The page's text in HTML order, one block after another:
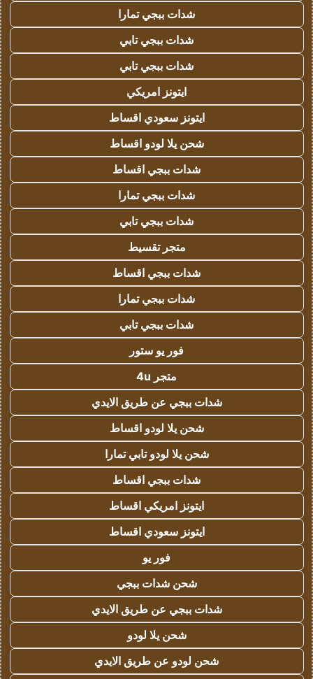
شدات ببجي تمارا
شدات ببجي تابي
شدات ببجي تابي
ايتونز امريكي
ايتونز سعودي اقساط
شحن يلا لودو اقساط
شدات ببجي اقساط
شدات ببجي تمارا
شدات ببجي تابي
متجر تقسيط
شدات ببجي اقساط
شدات ببجي تمارا
شدات ببجي تابي
فور يو ستور
متجر 4u
شدات ببجي عن طريق الايدي
شحن يلا لودو اقساط
شحن يلا لودو تابي تمارا
شدات ببجي اقساط
ايتونز امريكي اقساط
ايتونز سعودي اقساط
فور يو
شحن شدات ببجي
شدات ببجي عن طريق الايدي
شحن يلا لودو
شحن لودو عن طريق الايدي